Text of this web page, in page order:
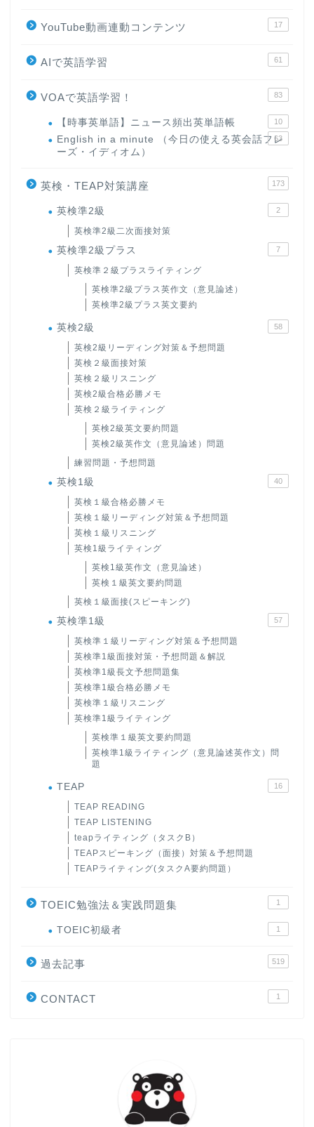
YouTube動画連動コンテンツ 17
AIで英語学習 61
VOAで英語学習！ 83
【時事英単語】ニュース頻出英単語帳 10
English in a minute （今日の使える英会話フレ
ーズ・イディオム）
63
英検・TEAP対策講座 173
英検準2級 2
英検準2級二次面接対策
英検準2級プラス 7
英検準２級プラスライティング
英検準2級プラス英作文（意見論述）
英検準2級プラス英文要約
英検2級 58
英検2級リーディング対策＆予想問題
英検２級面接対策
英検２級リスニング
英検2級合格必勝メモ
英検２級ライティング
英検2級英文要約問題
英検2級英作文（意見論述）問題
練習問題・予想問題
英検1級 40
英検１級合格必勝メモ
英検１級リーディング対策＆予想問題
英検１級リスニング
英検1級ライティング
英検1級英作文（意見論述）
英検１級英文要約問題
英検１級面接(スピーキング)
英検準1級 57
英検準１級リーディング対策＆予想問題
英検準1級面接対策・予想問題＆解説
英検準1級長文予想問題集
英検準1級合格必勝メモ
英検準１級リスニング
英検準1級ライティング
英検準１級英文要約問題
英検準1級ライティング（意見論述英作文）問
題
TEAP 16
TEAP READING
TEAP LISTENING
teapライティング（タスクB）
TEAPスピーキング（面接）対策＆予想問題
TEAPライティング(タスクA要約問題）
TOEIC勉強法＆実践問題集 1
TOEIC初級者 1
過去記事 519
CONTACT 1
大学入試英語対策講座
英語名言・格言・カッコい